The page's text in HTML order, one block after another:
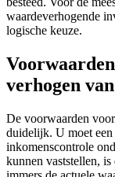
waardeverhogende
logische keuze.
verhogen
De voorwaarden
duidelijk. U moet een
inkomenscontrole
kunnen vaststellen,